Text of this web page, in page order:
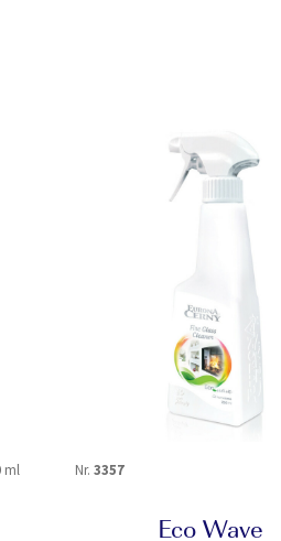
ml Nr. 3357
Eco Wave